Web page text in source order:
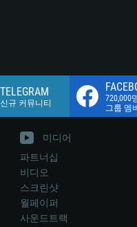
TELEGRAM
신규 커뮤니티
720,000
그룹 멤
미디어
파트너십
비디오
스크린샷
월페이퍼
사운드트랙